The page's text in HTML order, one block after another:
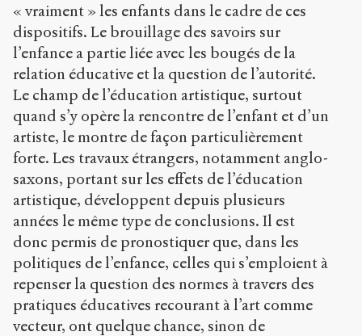
« vraiment » les enfants dans le cadre de ces
dispositifs. Le brouillage des savoirs sur
l’enfance a partie liée avec les bougés de la
relation éducative et la question de l’autorité.
Le champ de l’éducation artistique, surtout
quand s’y opère la rencontre de l’enfant et d’un
artiste, le montre de façon particulièrement
forte. Les travaux étrangers, notamment anglo-
saxons, portant sur les effets de l’éducation
artistique, développent depuis plusieurs
années le même type de conclusions. Il est
donc permis de pronostiquer que, dans les
politiques de l’enfance, celles qui s’emploient à
repenser la question des normes à travers des
pratiques éducatives recourant à l’art comme
vecteur, ont quelque chance, sinon de